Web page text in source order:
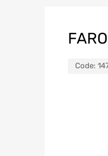
Code: